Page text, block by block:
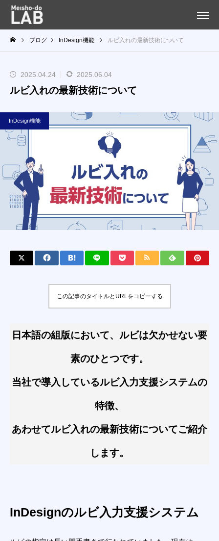
ブログ InDesign機能 ルビ入れの最新技術について
2025.04.24 2025.06.04
ルビ入れの最新技術について
InDesign機能
この記事のタイトルとURLをコピーする
日本語の組版において、ルビは欠かせない要
素のひとつです。
当社で導入しているルビ入力支援システムの
特徴、
あわせてルビ入れの最新技術についてご紹介
します。
InDesignのルビ入力支援システム